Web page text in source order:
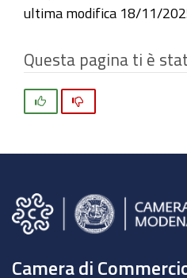
ultima modifica 18/11/
Questa pagina ti è
Camera di